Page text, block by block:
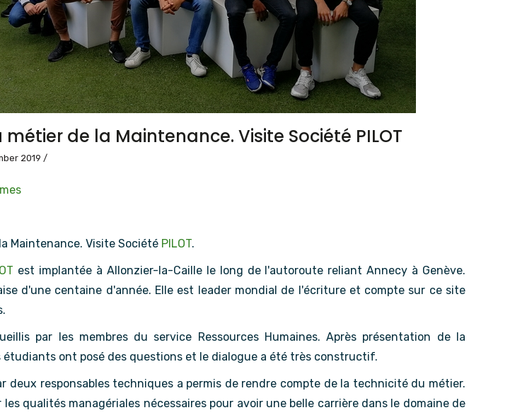
de la Maintenance. Visite Société PILOT
2019 /
Maintenance. Visite Société PILOT.
est implantée à Allonzier-la-Caille le long de l'autoroute reliant Annecy à Genève.
d'une centaine d'année. Elle est leader mondial de l'écriture et compte sur ce site
par les membres du service Ressources Humaines. Après présentation de la
ont posé des questions et le dialogue a été très constructif.
deux responsables techniques a permis de rendre compte de la technicité du métier.
qualités managériales nécessaires pour avoir une belle carrière dans le domaine de